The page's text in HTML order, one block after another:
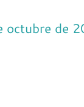
octubre de